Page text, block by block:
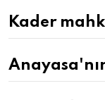
Kader